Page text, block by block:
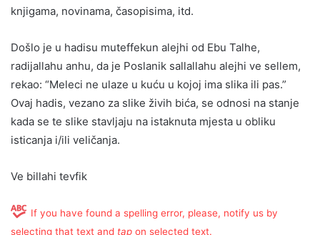
knjigama, novinama, časopisima, itd.
Došlo je u hadisu muteffekun alejhi od Ebu Talhe,
radijallahu anhu, da je Poslanik sallallahu alejhi ve sellem,
rekao: “Meleci ne ulaze u kuću u kojoj ima slika ili pas.”
Ovaj hadis, vezano za slike živih bića, se odnosi na stanje
kada se te slike stavljaju na istaknuta mjesta u obliku
isticanja i/ili veličanja.
Ve billahi tevfik
If you have found a spelling error, please, notify us by
selecting that text and tap on selected text.